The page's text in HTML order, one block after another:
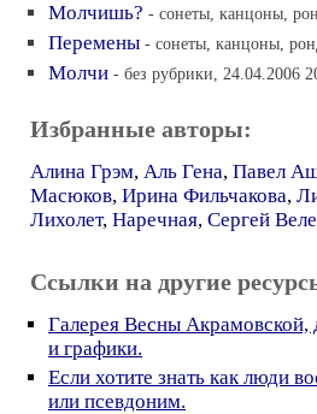
Молчишь? - сонеты, канцоны,
Перемены - сонеты, канцоны,
Молчи - без рубрики, 24.04.2006
Избранные авторы:
Алина Грэм, Аль Гена, Павел
Масюков, Ирина Фильчакова,
Лихолет, Наречная, Сергей
Ссылки на другие
Галерея Весны
и графики.
Если хотите знать как люди
или псевдоним.